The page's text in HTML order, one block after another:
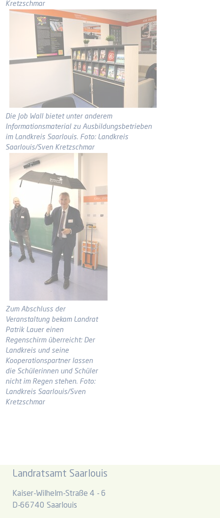
Kretzschmar
Die Job Wall bietet unter anderem
Informationsmaterial zu Ausbildungsbetrieben
im Landkreis Saarlouis. Foto: Landkreis
Saarlouis/Sven Kretzschmar
Zum Abschluss der
Veranstaltung bekam Landrat
Patrik Lauer einen
Regenschirm überreicht: Der
Landkreis und seine
Kooperationspartner lassen
die Schülerinnen und Schüler
nicht im Regen stehen. Foto:
Landkreis Saarlouis/Sven
Kretzschmar
Landratsamt Saarlouis
Kaiser-Wilhelm-Straße 4 - 6
D-66740 Saarlouis